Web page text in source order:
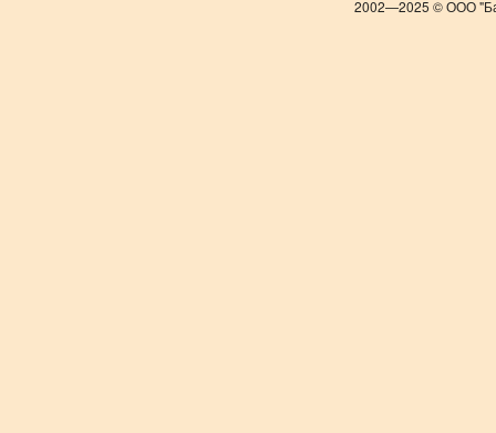
2002—2025 © ООО